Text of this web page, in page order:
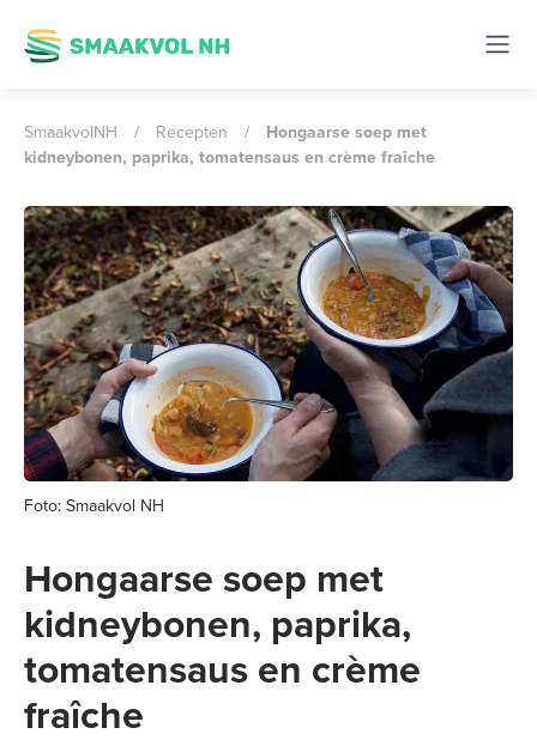
SmaakvolNH / Recepten /
Hongaarse soep met
kidneybonen, paprika, tomatensaus en crème fraîche
Foto: Smaakvol NH
Hongaarse soep met
kidneybonen, paprika,
tomatensaus en crème
fraîche